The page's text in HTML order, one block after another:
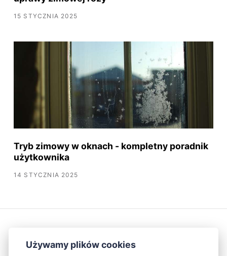
15 STYCZNIA 2025
Tryb zimowy w oknach - kompletny poradnik
użytkownika
14 STYCZNIA 2025
Używamy plików cookies